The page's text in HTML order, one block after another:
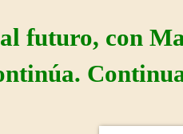
futuro, con